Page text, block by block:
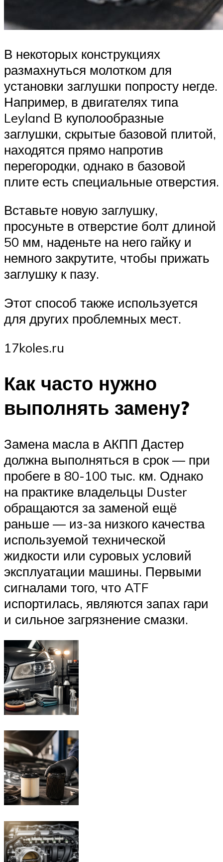
В некоторых конструкциях
размахнуться молотком для
установки заглушки попросту негде.
Например, в двигателях типа
Leyland B куполообразные
заглушки, скрытые базовой плитой,
находятся прямо напротив
перегородки, однако в базовой
плите есть специальные отверстия.
Вставьте новую заглушку,
просуньте в отверстие болт длиной
50 мм, наденьте на него гайку и
немного закрутите, чтобы прижать
заглушку к пазу.
Этот способ также используется
для других проблемных мест.
17koles.ru
Как часто нужно
выполнять замену?
Замена масла в АКПП Дастер
должна выполняться в срок — при
пробеге в 80-100 тыс. км. Однако
на практике владельцы Duster
обращаются за заменой ещё
раньше — из-за низкого качества
используемой технической
жидкости или суровых условий
эксплуатации машины. Первыми
сигналами того, что ATF
испортилась, являются запах гари
и сильное загрязнение смазки.